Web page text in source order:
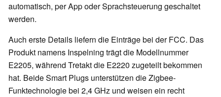
automatisch, per App oder Sprachsteuerung geschaltet
werden.
Auch erste Details liefern die Einträge bei der FCC. Das
Produkt namens Inspelning trägt die Modellnummer
E2205, während Tretakt die E2220 zugeteilt bekommen
hat. Beide Smart Plugs unterstützen die Zigbee-
Funktechnologie bei 2,4 GHz und weisen ein recht